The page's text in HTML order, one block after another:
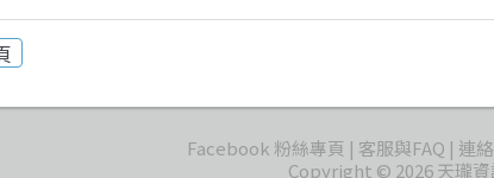
Facebook 粉絲專頁 客服與FAQ 連
Copyright © 2026 天瓏資